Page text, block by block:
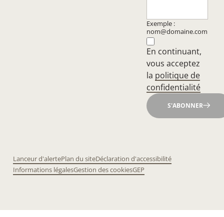
Exemple :
nom@domaine.com
En continuant,
vous acceptez
la politique de
confidentialité
S'ABONNER
Lanceur d'alertePlan du siteDéclaration d'accessibilité
Informations légalesGestion des cookiesGEP